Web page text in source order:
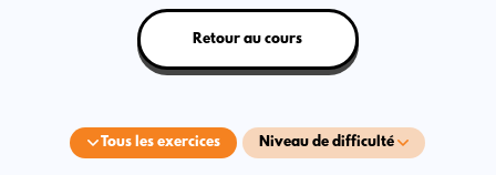
Tous les exercices Niveau de difficulté
Retour au cours